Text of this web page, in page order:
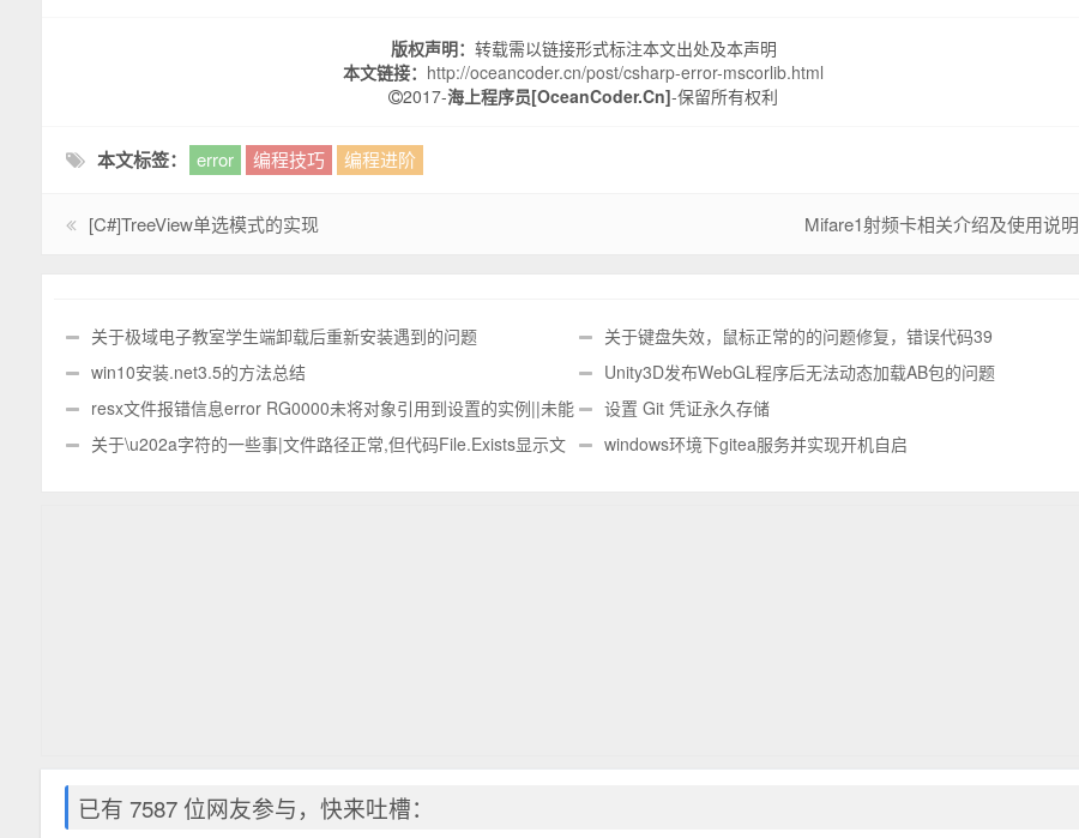
版权声明： 转载需以链接形式标注本文出处及本声明
本文链接： http://oceancoder.cn/post/csharp-error-mscorlib.html
2017-海上程序员[OceanCoder.Cn]-保留所有权利
本文标签： error 编程技巧 编程进阶
[C#]TreeView单选模式的实现 Mifare1射频卡相关介绍及使用说明
关于极域电子教室学生端卸载后重新安装遇到的问题
关于键盘失效，鼠标正常的的问题修复，错误代码39
win10安装.net3.5的方法总结
Unity3D发布WebGL程序后无法动态加载AB包的问题
resx文件报错信息error RG0000未将对象引用到设置的实例||未能
加载文件或程序集
设置 Git 凭证永久存储
关于\u202a字符的一些事|文件路径正常,但代码File.Exists显示文
windows环境下gitea服务并实现开机自启
已有 7587 位网友参与，快来吐槽：